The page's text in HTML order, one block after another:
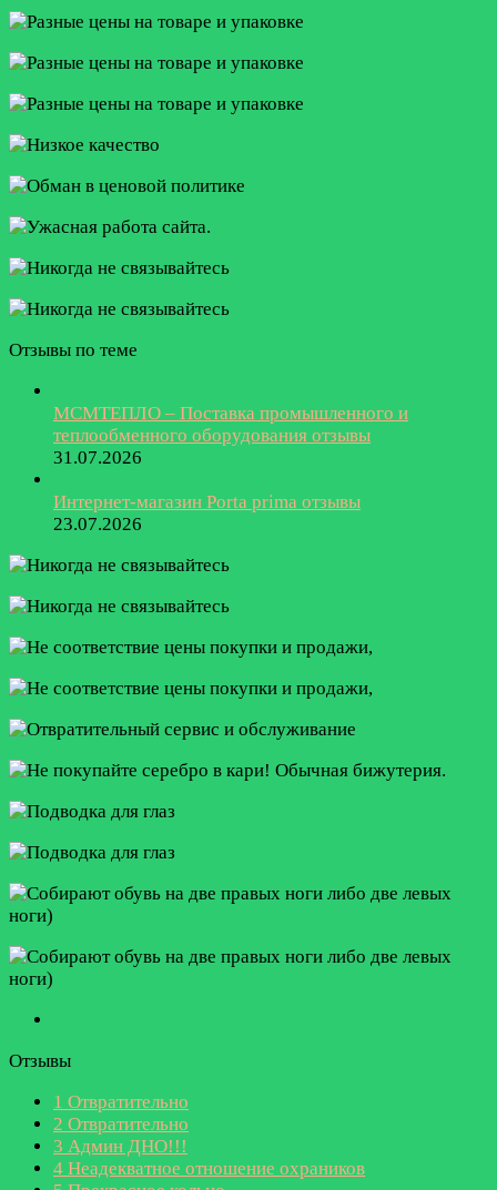
Отзывы по теме
МСМТЕПЛО – Поставка промышленного и
теплообменного оборудования отзывы
31.07.2026
Интернет-магазин Porta prima отзывы
23.07.2026
Отзывы
1 Отвратительно
2 Отвратительно
3 Админ ДНО!!!
4 Неадекватное отношение охраников